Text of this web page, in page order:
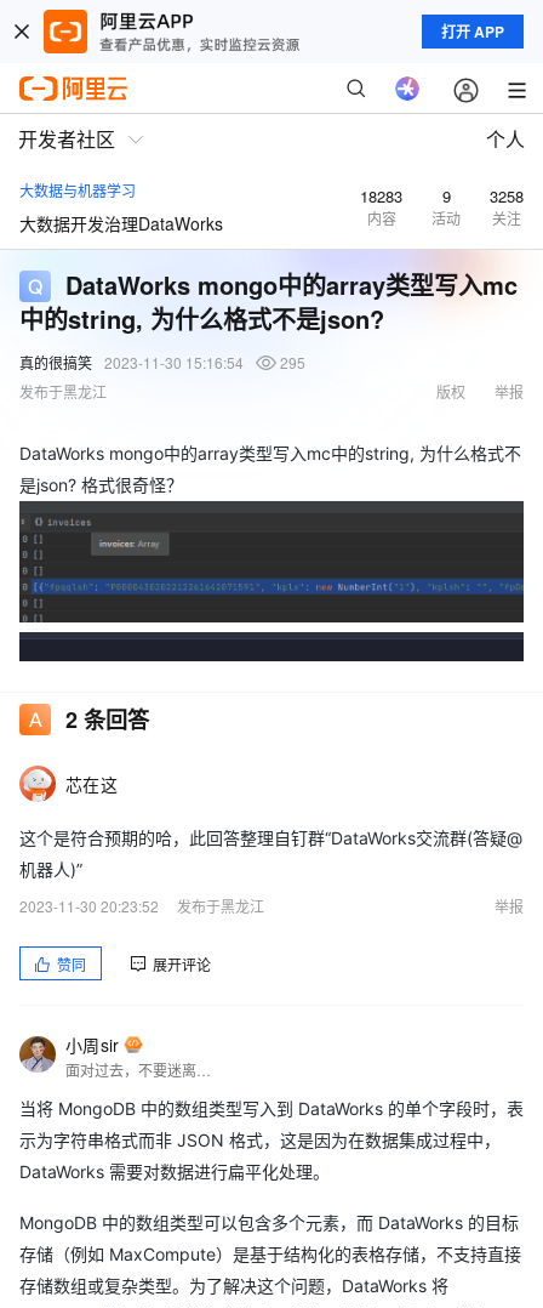
打开 APP
开发者社区 个人
大数据与机器学习
大数据开发治理DataWorks
18283
内容
9
活动
3258
关注
DataWorks mongo中的array类型写入mc
中的string, 为什么格式不是json?
真的很搞笑 2023-11-30 15:16:54
295
发布于黑龙江
举报
版权
DataWorks mongo中的array类型写入mc中的string, 为什么格式不
是json? 格式很奇怪？
2条回答
芯在这
这个是符合预期的哈，此回答整理自钉群“DataWorks交流群(答疑@
机器人)”
2023-11-30 20:23:52
发布于黑龙江 举报
赞同 展开评论
小周sir
当将 MongoDB 中的数组类型写入到 DataWorks 的单个字段时，表
示为字符串格式而非 JSON 格式，这是因为在数据集成过程中，
DataWorks 需要对数据进行扁平化处理。
MongoDB 中的数组类型可以包含多个元素，而 DataWorks 的目标
存储（例如 MaxCompute）是基于结构化的表格存储，不支持直接
存储数组或复杂类型。为了解决这个问题，DataWorks 将